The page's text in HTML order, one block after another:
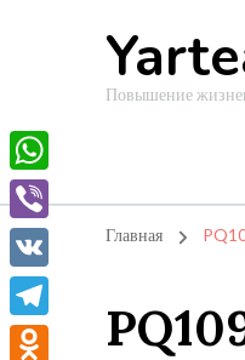
Повышение
Главная
WhatsApp
Viber
VK
Telegram